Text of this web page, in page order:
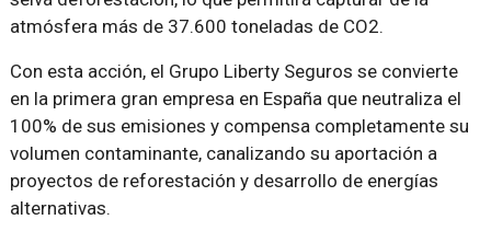
atmósfera más de 37.600 toneladas de CO2.
Con esta acción, el Grupo Liberty Seguros se convierte
en la primera gran empresa en España que neutraliza el
100% de sus emisiones y compensa completamente su
volumen contaminante, canalizando su aportación a
proyectos de reforestación y desarrollo de energías
alternativas.